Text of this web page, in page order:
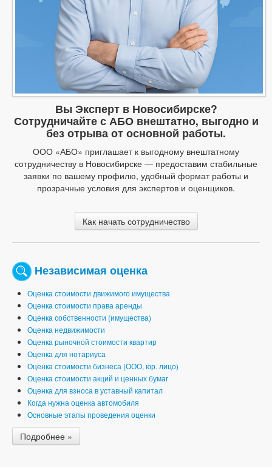
Вы Эксперт в Новосибирске?
Сотрудничайте с АБО внештатно, выгодно и
без отрыва от основной работы.
ООО «АБО» приглашает к выгодному внештатному
сотрудничеству в Новосибирске — предоставим стабильные
заявки по вашему профилю, удобный формат работы и
прозрачные условия для экспертов и оценщиков.
Как начать сотрудничество
Независимая оценка
Оценка стоимости движимого имущества
Оценка стоимости права аренды
Оценка собственности (имущества)
Оценка недвижимости
Оценка рыночной стоимости квартир
Оценка для нотариуса
Оценка стоимости бизнеса (ООО, юр. лицо)
Оценка стоимости акций и ценных бумаг
Оценка для взноса в уставный капитал
Когда нужна оценка автомобиля
Основные этапы проведения оценки
Подробнее »